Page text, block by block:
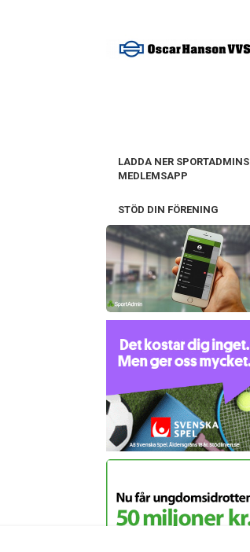
LADDA NER SPORTADMINS
MEDLEMSAPP
STÖD DIN FÖRENING